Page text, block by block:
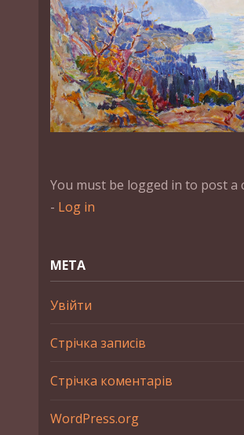
You must be logged in to post a
- Log in
МЕТА
Увійти
Стрічка записів
Стрічка коментарів
WordPress.org